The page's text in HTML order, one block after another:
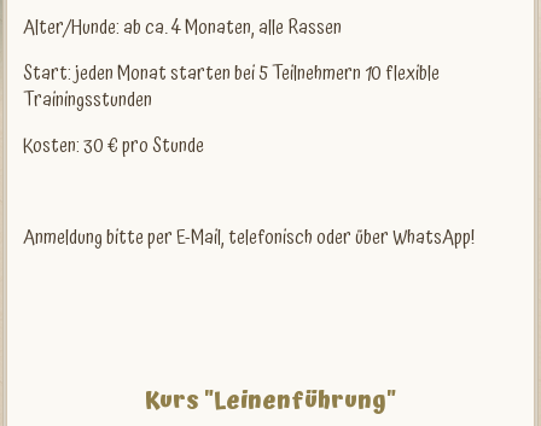
Alter/Hunde: ab ca. 4 Monaten, alle Rassen
Start: jeden Monat starten bei 5 Teilnehmern 10 flexible
Trainingsstunden
Kosten: 30 € pro Stunde
Anmeldung bitte per E-Mail, telefonisch oder über WhatsApp!
Kurs "Leinenführung"